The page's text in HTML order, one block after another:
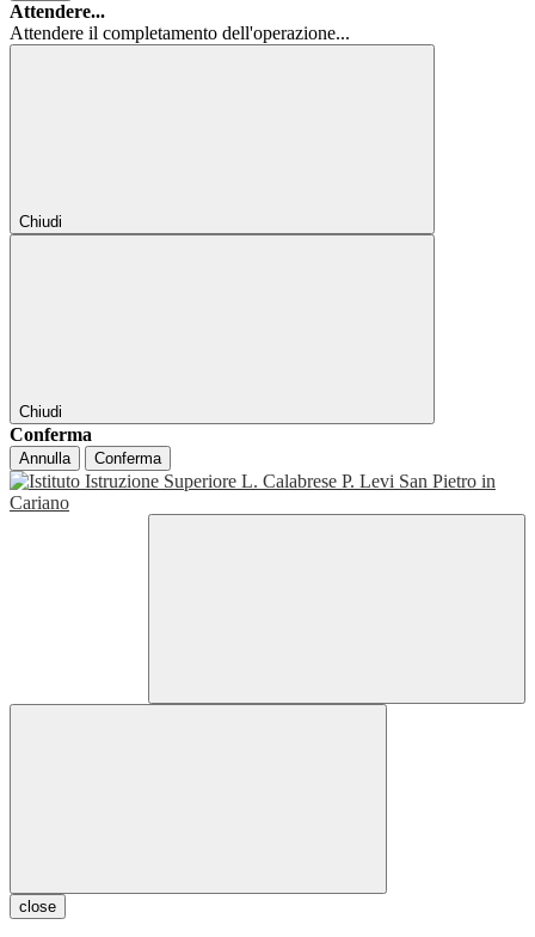
Attendere...
Attendere il completamento dell'operazione...
Chiudi
Chiudi
Conferma
Annulla Conferma
close